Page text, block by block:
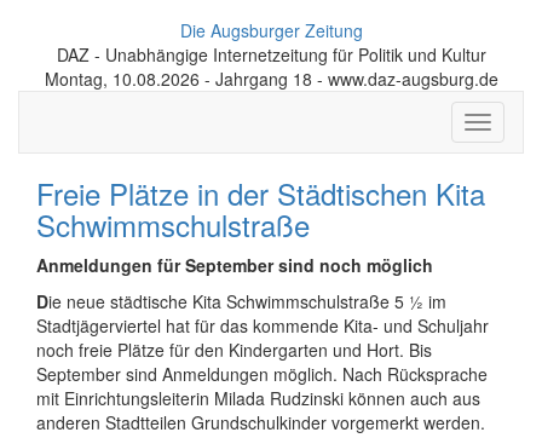
Die Augsburger Zeitung
DAZ - Unabhängige Internetzeitung für Politik und Kultur
Montag, 10.08.2026 - Jahrgang 18 - www.daz-augsburg.de
Toggle
Freie Plätze in der Städtischen Kita
Schwimmschulstraße
Anmeldungen für September sind noch möglich
Die neue städtische Kita Schwimmschulstraße 5 1⁄2 im
Stadtjägerviertel hat für das kommende Kita- und Schuljahr
noch freie Plätze für den Kindergarten und Hort. Bis
September sind Anmeldungen möglich. Nach Rücksprache
mit Einrichtungsleiterin Milada Rudzinski können auch aus
anderen Stadtteilen Grundschulkinder vorgemerkt werden.